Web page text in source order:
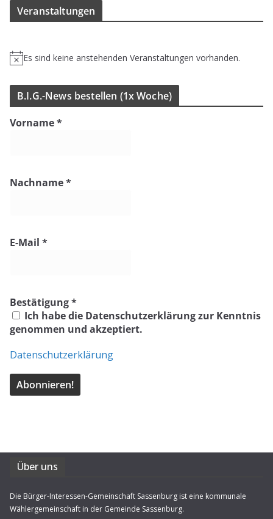
Ver­an­stal­tun­gen
H
n
e
Es sind keine anstehenden Veranstaltungen vorhanden.
B.I.G.-News bestel­len (1x Woche)
Vorname*
Nachname*
E-Mail *
Bestätigung*
Ich habe die Datenschutzerklärung zur Kenntnis
genommen und akzeptiert.
Datenschutzerklärung
Über uns
Die Bürger-Interessen-Gemeinschaft Sassenburg ist eine kommunale
Wählergemeinschaft in der Gemeinde Sassenburg.